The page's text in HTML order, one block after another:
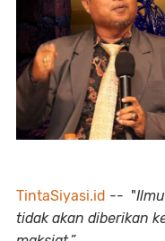
TintaSiyasi.id -- "
tidak akan diberikan